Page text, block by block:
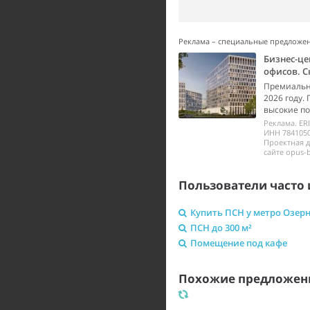
Реклама – специальные
Бизнес-
офисов.
2026
высокие
Реклама.
ИНН
Проектная
сайте opus-
Пользователи
Купить ПСН у метро
ПСН до 300 м²
Помещение под кафе
Похожие